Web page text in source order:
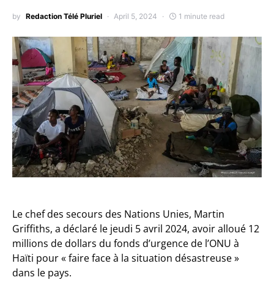
by Redaction Télé Pluriel April 5, 2024 1 minute read
Le chef des secours des Nations Unies, Martin
Griffiths, a déclaré le jeudi 5 avril 2024, avoir alloué 12
millions de dollars du fonds d’urgence de l’ONU à
Haïti pour « faire face à la situation désastreuse »
dans le pays.